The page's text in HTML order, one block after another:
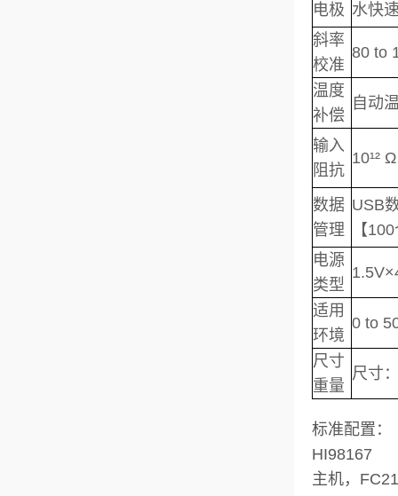
电极 水快
斜率
校准
80 to
温度
补偿
自动
输入
阻抗
10¹² Ω
数据
管理
USB
【
电源
类型
适用
环境
0 to
尺寸
重量
尺寸
标准配置：
HI98167
主机，